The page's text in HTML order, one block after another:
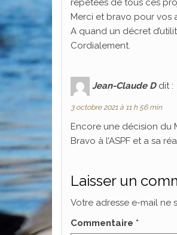
Merci et bravo pour vos
A quand un décret
Cordialement.
Jean-Claude D dit :
3 octobre 2021 à 11 h 56 min
Encore une décision du
Bravo à l’ASPF et a sa
Laisser un
Votre adresse e-mail ne
Commentaire *